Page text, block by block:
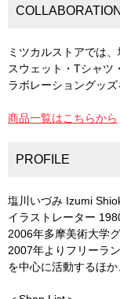
COLLABORATION
ミツカルストアでは
スウェット・Tシャツ
ラボレーショングッズ
商品一覧はこちらから
PROFILE
塩川いづみ Izumi
イラストレーター
2006年多摩美術大学
2007年よりフリーラ
を中心に活動するほか